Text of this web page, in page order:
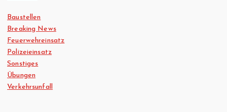
Baustellen
Breaking News
Feuerwehreinsatz
Polizeieinsatz
Sonstiges
Übungen
Verkehrsunfall